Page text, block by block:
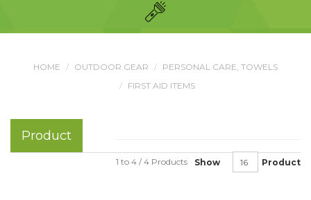
HOME OUTDOOR GEAR
PERSONAL CARE, TOWELS
FIRST AID ITEMS
Product
Show Product
1 to 4 / 4 Products